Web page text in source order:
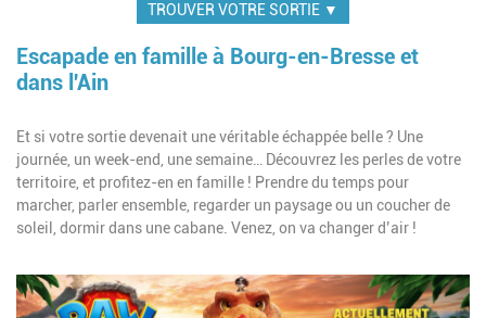
TROUVER VOTRE SORTIE ▼
Escapade en famille à Bourg-en-Bresse et
dans l'Ain
Et si votre sortie devenait une véritable échappée belle ? Une
journée, un week-end, une semaine… Découvrez les perles de votre
territoire, et profitez-en en famille ! Prendre du temps pour
marcher, parler ensemble, regarder un paysage ou un coucher de
soleil, dormir dans une cabane. Venez, on va changer d’air !